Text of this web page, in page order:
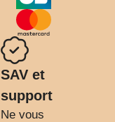
SAV et
support
Ne vous